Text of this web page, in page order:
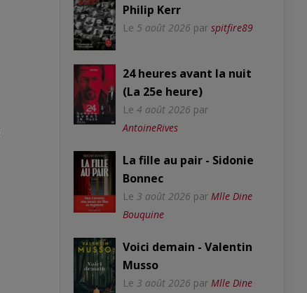
Philip Kerr
Le 5 août 2026 par spitfire89
24 heures avant la nuit
(La 25e heure)
Le 4 août 2026 par
AntoineRives
La fille au pair - Sidonie
Bonnec
Le 3 août 2026 par Mlle Dine
Bouquine
Voici demain - Valentin
Musso
Le 3 août 2026 par Mlle Dine